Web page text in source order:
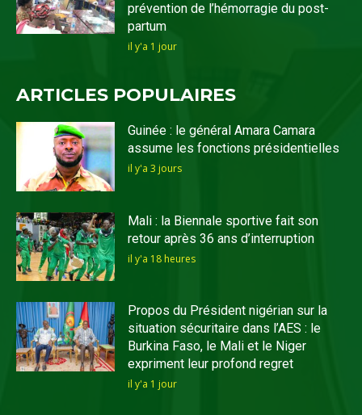
prévention de l’hémorragie du post-
partum
il y'a 1 jour
ARTICLES POPULAIRES
Guinée : le général Amara Camara
assume les fonctions présidentielles
il y'a 3 jours
Mali : la Biennale sportive fait son
retour après 36 ans d’interruption
il y'a 18 heures
Propos du Président nigérian sur la
situation sécuritaire dans l’AES : le
Burkina Faso, le Mali et le Niger
expriment leur profond regret
il y'a 1 jour